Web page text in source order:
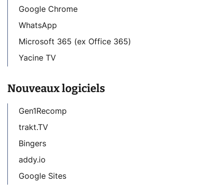
Google Chrome
WhatsApp
Microsoft 365 (ex Office 365)
Yacine TV
Nouveaux logiciels
Gen1Recomp
trakt.TV
Bingers
addy.io
Google Sites